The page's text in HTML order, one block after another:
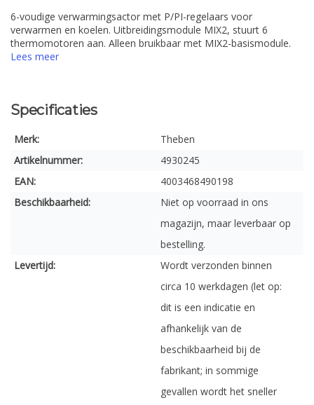
6-voudige verwarmingsactor met P/PI-regelaars voor
verwarmen en koelen. Uitbreidingsmodule MIX2, stuurt 6
thermomotoren aan. Alleen bruikbaar met MIX2-basismodule.
Lees meer
Specificaties
Merk:
Theben
Artikelnummer:
4930245
EAN:
4003468490198
Beschikbaarheid:
Niet op voorraad in ons
magazijn, maar leverbaar op
bestelling.
Levertijd:
Wordt verzonden binnen
circa 10 werkdagen (let op:
dit is een indicatie en
afhankelijk van de
beschikbaarheid bij de
fabrikant; in sommige
gevallen wordt het sneller